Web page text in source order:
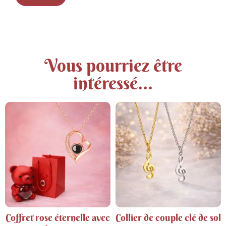
Vous pourriez être
intéressé...
Coffret rose éternelle avec Collier de couple clé de sol